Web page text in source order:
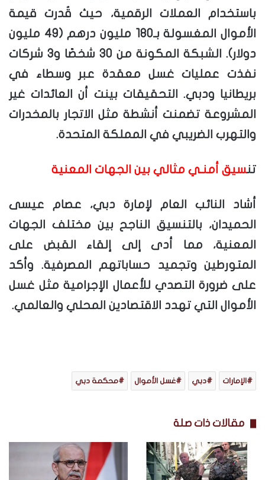
باستخدام العملات الرقمية، حيث قُدرت قيمة
الأموال المغسولة بـ180 مليون درهم (49 مليون
دولار). الشبكة المكونة من 30 شخصًا و3 شركات
نفذت عمليات غسل معقدة عبر وسطاء في
بريطانيا ودبي. التحقيقات بينت أن العائدات غير
المشروعة تضمنت أنشطة مثل الاتجار بالمخدرات
والتهرب الضريبي في المملكة المتحدة.
تنسيق أمنـي مثالي بين الجهات المعنية
أشاد النائب العام لإمارة دبي، عصام عيسى
الحميدان، بالتنسيق الناجح بين مختلف الجهات
المعنية، مما أدى إلى إلقاء القبض على
المتورطين وتجميد حساباتهم المصرفية. وأكد
على ضرورة التصدي للأعمال الإجرامية مثل غسل
الأموال التي تهدد الاقتصادين المحلي والعالمي.
الإمارات دبي غسل الأموال محكمة دبي
مقالات ذات صلة